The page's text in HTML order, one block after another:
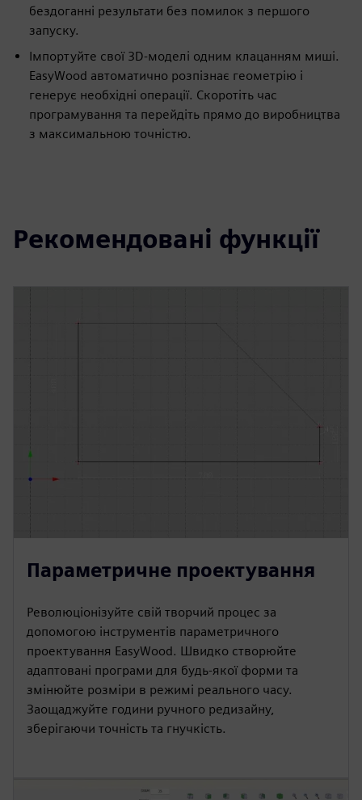
бездоганні результати без помилок з першого
запуску.
Імпортуйте свої 3D-моделі одним клацанням миші.
EasyWood автоматично розпізнає геометрію і
генерує необхідні операції. Скоротіть час
програмування та перейдіть прямо до виробництва
з максимальною точністю.
Рекомендовані функції
Параметричне проектування
Революціонізуйте свій творчий процес за
допомогою інструментів параметричного
проектування EasyWood. Швидко створюйте
адаптовані програми для будь-якої форми та
змінюйте розміри в режимі реального часу.
Заощаджуйте години ручного редизайну,
зберігаючи точність та гнучкість.